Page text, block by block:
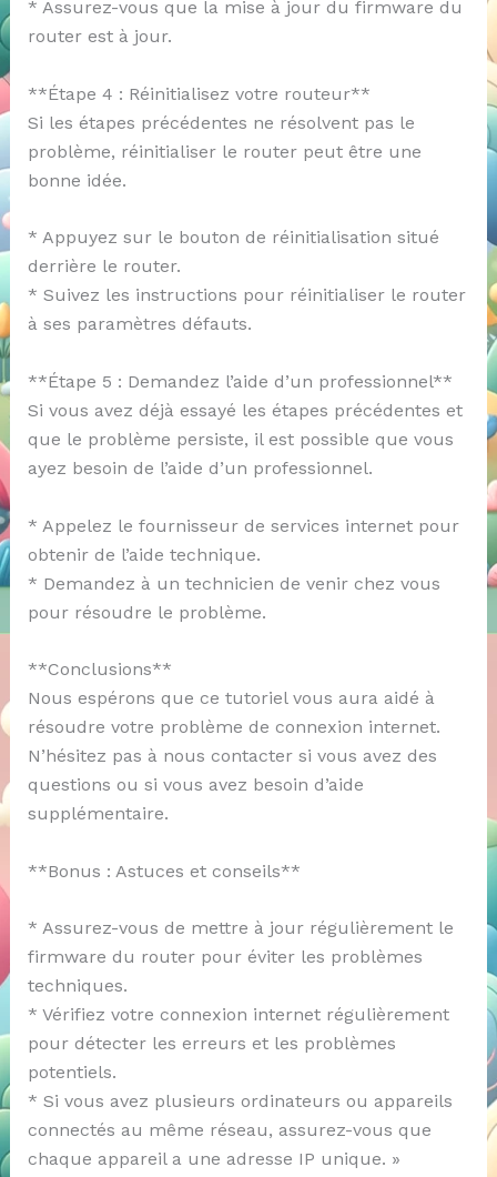
* Assurez-vous que la mise à jour du firmware du
router est à jour.
**Étape 4 : Réinitialisez votre routeur**
Si les étapes précédentes ne résolvent pas le
problème, réinitialiser le router peut être une
bonne idée.
* Appuyez sur le bouton de réinitialisation situé
derrière le router.
* Suivez les instructions pour réinitialiser le router
à ses paramètres défauts.
**Étape 5 : Demandez l’aide d’un professionnel**
Si vous avez déjà essayé les étapes précédentes et
que le problème persiste, il est possible que vous
ayez besoin de l’aide d’un professionnel.
* Appelez le fournisseur de services internet pour
obtenir de l’aide technique.
* Demandez à un technicien de venir chez vous
pour résoudre le problème.
**Conclusions**
Nous espérons que ce tutoriel vous aura aidé à
résoudre votre problème de connexion internet.
N’hésitez pas à nous contacter si vous avez des
questions ou si vous avez besoin d’aide
supplémentaire.
**Bonus : Astuces et conseils**
* Assurez-vous de mettre à jour régulièrement le
firmware du router pour éviter les problèmes
techniques.
* Vérifiez votre connexion internet régulièrement
pour détecter les erreurs et les problèmes
potentiels.
* Si vous avez plusieurs ordinateurs ou appareils
connectés au même réseau, assurez-vous que
chaque appareil a une adresse IP unique. »